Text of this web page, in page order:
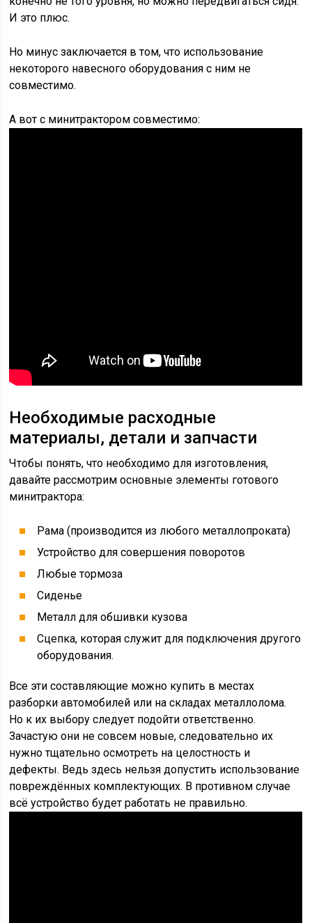
И это плюс.
Но минус заключается в том, что использование
некоторого навесного оборудования с ним не
совместимо.
А вот с минитрактором совместимо:
Необходимые расходные
материалы, детали и запчасти
Чтобы понять, что необходимо для изготовления,
давайте рассмотрим основные элементы готового
минитрактора:
Рама (производится из любого металлопроката)
Устройство для совершения поворотов
Любые тормоза
Сиденье
Металл для обшивки кузова
Сцепка, которая служит для подключения другого
оборудования.
Все эти составляющие можно купить в местах
разборки автомобилей или на складах металлолома.
Но к их выбору следует подойти ответственно.
Зачастую они не совсем новые, следовательно их
нужно тщательно осмотреть на целостность и
дефекты. Ведь здесь нельзя допустить использование
повреждённых комплектующих. В противном случае
всё устройство будет работать не правильно.